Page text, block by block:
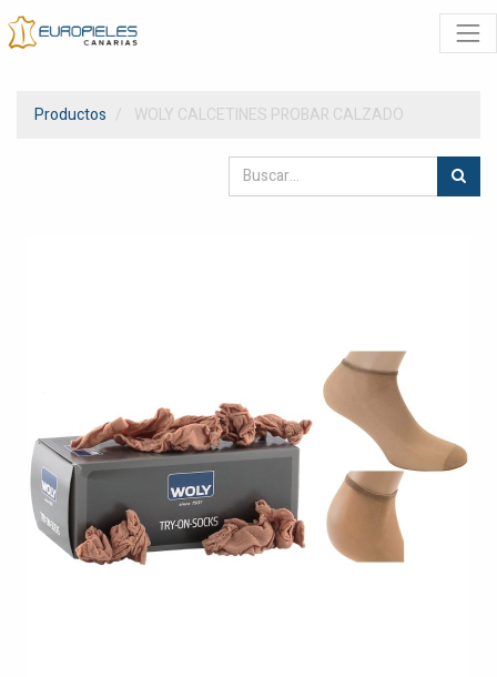
Productos WOLY CALCETINES PROBAR CALZADO